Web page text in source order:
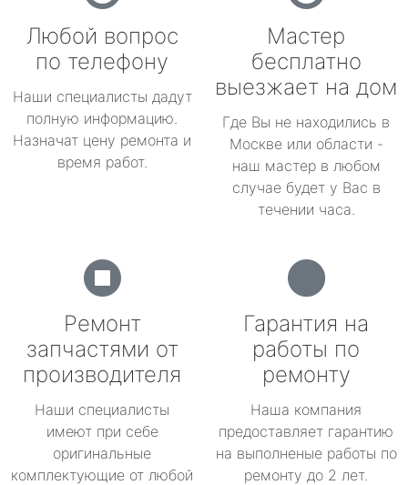
Любой вопрос
по телефону
Наши специалисты дадут
полную информацию.
Назначат цену ремонта и
время работ.
Мастер
бесплатно
выезжает на дом
Где Вы не находились в
Москве или области -
наш мастер в любом
случае будет у Вас в
течении часа.
Ремонт
запчастями от
производителя
Наши специалисты
имеют при себе
оригинальные
комплектующие от любой
Гарантия на
работы по
ремонту
Наша компания
предоставляет гарантию
на выполненые работы по
ремонту до 2 лет.